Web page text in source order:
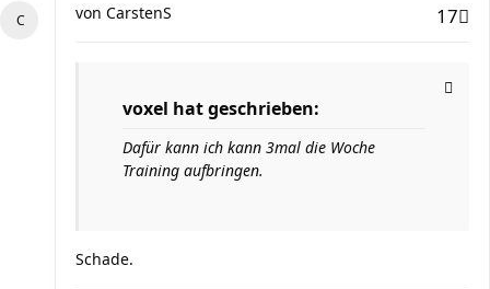
17
von CarstenS
voxel hat geschrieben:
Dafür kann ich kann 3mal die Woche
Training aufbringen.
Schade.